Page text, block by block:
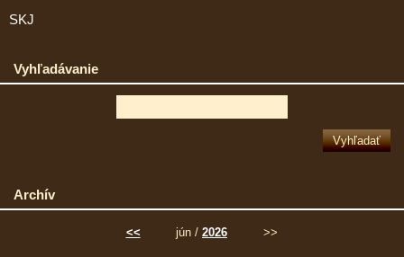
SKJ
Vyhľadávanie
Archív
<< jún / 2026 >>